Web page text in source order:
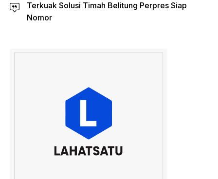
Terkuak Solusi Timah Belitung Perpres Siap
Nomor